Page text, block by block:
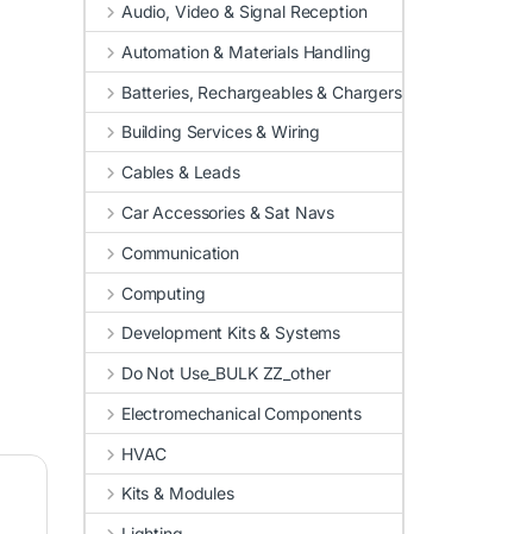
Audio, Video & Signal Reception
Automation & Materials Handling
Batteries, Rechargeables & Chargers
Building Services & Wiring
Cables & Leads
Car Accessories & Sat Navs
Communication
Computing
Development Kits & Systems
Do Not Use_BULK ZZ_other
Electromechanical Components
HVAC
Kits & Modules